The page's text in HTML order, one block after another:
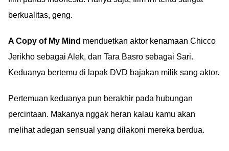
berkualitas, geng.
A Copy of My Mind menduetkan aktor kenamaan Chicco
Jerikho sebagai Alek, dan Tara Basro sebagai Sari.
Keduanya bertemu di lapak DVD bajakan milik sang aktor.
Pertemuan keduanya pun berakhir pada hubungan
percintaan. Makanya nggak heran kalau kamu akan
melihat adegan sensual yang dilakoni mereka berdua.